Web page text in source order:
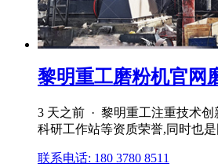
黎明重工磨粉机官网
3 天之前 · 黎明重工注重技术
科研工作站等资质荣誉,同时也
联系电话: 180 3780 8511